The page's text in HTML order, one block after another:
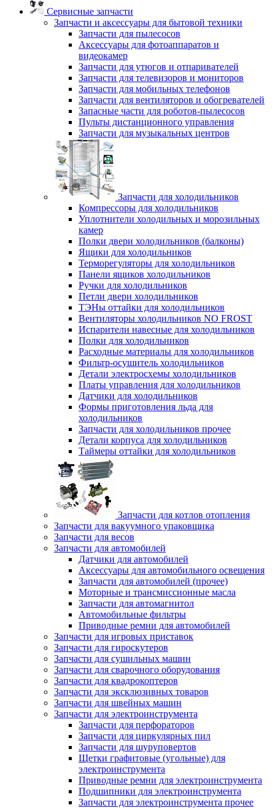
Сервисные запчасти
Запчасти и аксессуары для бытовой техники
Запчасти для пылесосов
Аксессуары для фотоаппаратов и
видеокамер
Запчасти для утюгов и отпаривателей
Запчасти для телевизоров и мониторов
Запчасти для мобильных телефонов
Запчасти для вентиляторов и обогревателей
Запасные части для роботов-пылесосов
Пульты дистанционного управления
Запчасти для музыкальных центров
Запчасти для холодильников
Компрессоры для холодильников
Уплотнители холодильных и морозильных
камер
Полки двери холодильников (балконы)
Ящики для холодильников
Терморегуляторы для холодильников
Панели ящиков холодильников
Ручки для холодильников
Петли двери холодильников
ТЭНы оттайки для холодильников
Вентиляторы холодильников NO FROST
Испарители навесные для холодильников
Полки для холодильников
Расходные материалы для холодильников
Фильтр-осушитель холодильников
Детали электросхемы холодильников
Платы управления для холодильников
Датчики для холодильников
Формы приготовления льда для
холодильников
Запчасти для холодильников прочее
Детали корпуса для холодильников
Таймеры оттайки для холодильников
Запчасти для котлов отопления
Запчасти для вакуумного упаковщика
Запчасти для весов
Запчасти для автомобилей
Датчики для автомобилей
Аксессуары для автомобильного освещения
Запчасти для автомобилей (прочее)
Моторные и трансмиссионные масла
Запчасти для автомагнитол
Автомобильные фильтры
Приводные ремни для автомобилей
Запчасти для игровых приставок
Запчасти для гироскутеров
Запчасти для сушильных машин
Запчасти для сварочного оборудования
Запчасти для квадрокоптеров
Запчасти для эксклюзивных товаров
Запчасти для швейных машин
Запчасти для электроинструмента
Запчасти для перфораторов
Запчасти для циркулярных пил
Запчасти для шуруповертов
Щетки графитовые (угольные) для
электроинструмента
Приводные ремни для электроинструмента
Подшипники для электроинструмента
Запчасти для электроинструмента прочее